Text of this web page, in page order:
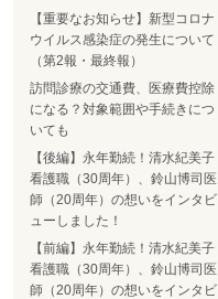
【重要なお知らせ】新型コロナ
ウイルス感染症の発生について
（第2報・最終報）
訪問診療の交通費、医療費控除
になる？対象範囲や手続きにつ
いても
【後編】永年勤続！清水紀美子
看護職（30周年）、鈴山博司医
師（20周年）の想いをインタビ
ューしました！
【前編】永年勤続！清水紀美子
看護職（30周年）、鈴山博司医
師（20周年）の想いをインタビ